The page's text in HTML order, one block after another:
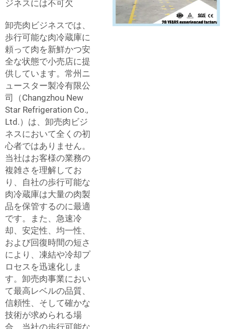
ジネスには不可欠
卸売肉ビジネスでは、
歩行可能な肉冷蔵庫に
頼って肉を新鮮かつ安
全な状態で小売店に提
供しています。常州ニ
ュースター製冷有限公
司（Changzhou New
Star Refrigeration Co.,
Ltd.）は、卸売肉ビジ
ネスにおいて全くの初
心者ではありません。
当社はお客様の業務の
複雑さを理解してお
り、自社の歩行可能な
肉冷蔵庫は大量の肉製
品を保管するのに最適
です。また、急速冷
却、安定性、均一性、
および回復時間の短さ
により、凍結や冷却プ
ロセスを迅速化しま
す。卸売肉事業におい
て最高レベルの品質、
信頼性、そして確かな
技術が求められる場
合、当社の歩行可能な